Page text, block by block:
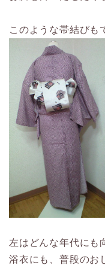
このような帯結びも
左はどんな年代にも
浴衣にも、普段のお